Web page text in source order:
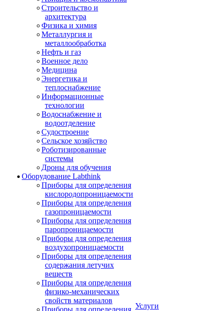
Строительство и
архитектура
Физика и химия
Металлургия и
металлообработка
Нефть и газ
Военное дело
Медицина
Энергетика и
теплоснабжение
Информационные
технологии
Водоснабжение и
водоотделение
Судостроение
Сельское хозяйство
Роботизированные
системы
Дроны для обучения
Оборудование Labthink
Приборы для определения
кислородопроницаемости
Приборы для определения
газопроницаемости
Приборы для определения
паропроницаемости
Приборы для определения
воздухопроницаемости
Приборы для определения
содержания летучих
веществ
Приборы для определения
физико-механических
свойств материалов
Приборы для определения Услуги